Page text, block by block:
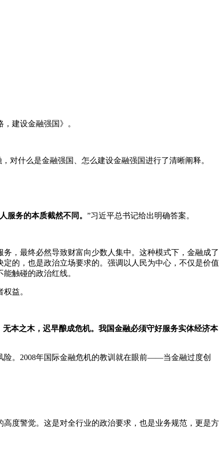
建设金融强国》。
什么是金融强国、怎么建设金融强国进行了清晰阐释。
服务的本质截然不同。 ”习近平总书记给出明确答案。
最终必然导致财富向少数人集中。这种模式下，金融成了
的，也是政治立场要求的。强调以人民为中心，不仅是价值
触碰的政治红线。
益。
本之木，迟早酿成危机。我国金融必须守好服务实体经济本
。2008年国际金融危机的教训就在眼前——当金融过度创
度警觉。这是对全行业的政治要求，也是业务规范，更是方